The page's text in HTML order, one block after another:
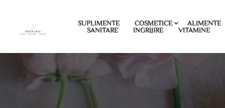
SUPLIMENTE COSMETICE
ALIMENTE
SANITARE
INGRIJIRE VITAMINE